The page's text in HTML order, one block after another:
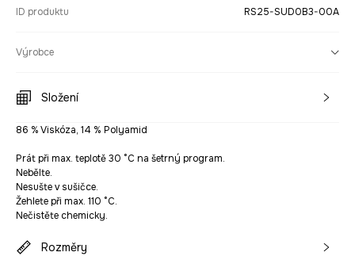
ID produktu RS25-SUD0B3-00A
Výrobce
Složení
86 % Viskóza, 14 % Polyamid
Prát při max. teplotě 30 °C na šetrný program.
Nebělte.
Nesušte v sušičce.
Žehlete při max. 110 °C.
Nečistěte chemicky.
Rozměry